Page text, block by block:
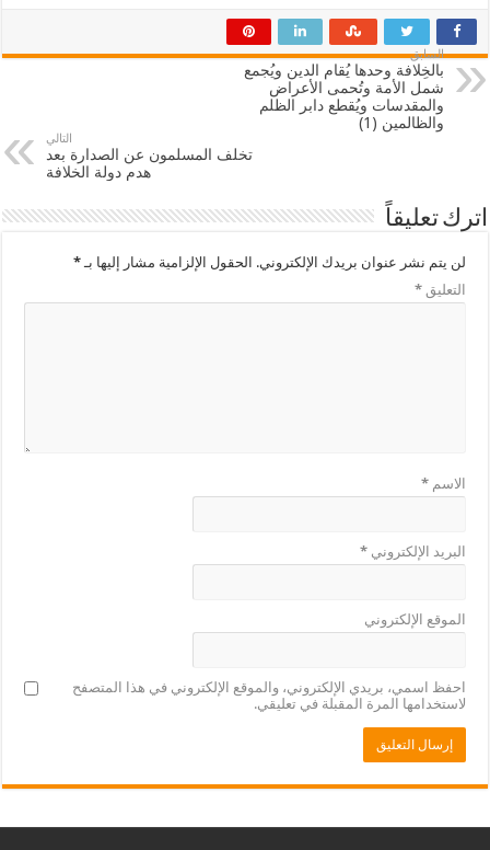
السابق
بالخِلافة وحدها يُقام الدين ويُجمع
شمل الأمة وتُحمى الأعراض
والمقدسات ويُقطع دابر الظلم
والظالمين (1)
التالي
تخلف المسلمون عن الصدارة بعد
هدم دولة الخلافة
اترك تعليقاً
لن يتم نشر عنوان بريدك الإلكتروني. الحقول الإلزامية مشار إليها بـ*
التعليق*
الاسم*
البريد الإلكتروني*
الموقع الإلكتروني
احفظ اسمي، بريدي الإلكتروني، والموقع الإلكتروني في هذا المتصفح
لاستخدامها المرة المقبلة في تعليقي.